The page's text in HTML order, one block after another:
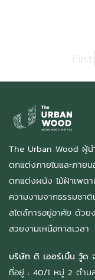
The Urban Wood ผู้
ตกแต่งภายในและภาย
ตกแต่งผนัง ไม้ฝ้าเพดา
ความงามจากธรรมชา
สไตล์การอยู่อาศัย ด้ว
สวยงามเหนือกาลเวลา
บริษัท ดิ เออร์เบิ้น วู้ด
ที่อยู่ : 40/1 หมู่ 2 ตำบ